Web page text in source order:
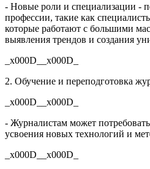
- Новые роли и специализации -
профессии, такие как
которые работают с большими
выявления трендов и создания
_x000D__x000D_
2. Обучение и переподготовка
_x000D__x000D_
- Журналистам может
усвоения новых технологий и
_x000D__x000D_